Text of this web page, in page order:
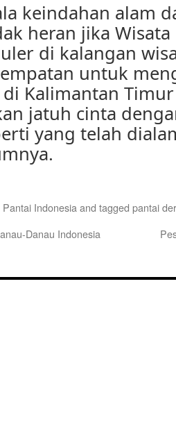
keindahan alam
heran jika
di kalangan
untuk
Kalimantan
jatuh cinta
yang telah
Pantai Indonesia and tagged pantai
Danau Indonesia